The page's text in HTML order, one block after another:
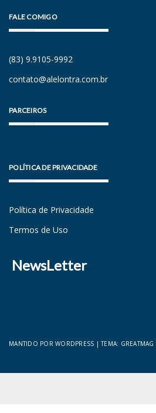
FALE COMIGO
(83) 9.9105-9992
contato@alelontra.com.br
PARCEIROS
POLÍTICA DE PRIVACIDADE
Política de Privacidade
Termos de Uso
NewsLetter
MANTIDO POR WORDPRESS |TEMA: GREATMAG